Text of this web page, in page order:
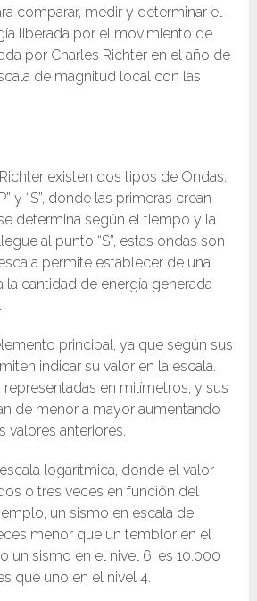
comparar, medir y determinar el
liberada por el movimiento de
por Charles Richter en el año de
de magnitud local con las
existen dos tipos de Ondas,
y “S”, donde las primeras crean
determina según el tiempo y la
al punto “S”, estas ondas son
permite establecer de una
la cantidad de energía generada
principal, ya que según sus
indicar su valor en la escala.
en milímetros, y sus
de menor a mayor aumentando
valores anteriores.
logarítmica, donde el valor
o tres veces en función del
un sismo en escala de
menor que un temblor en el
un sismo en el nivel 6, es 10.000
que uno en el nivel 4.